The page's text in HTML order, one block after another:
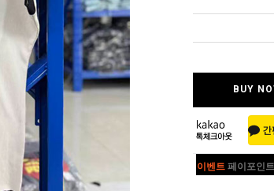
BUY
이벤트 페이포인트 적립